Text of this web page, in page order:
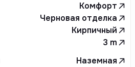
Комфорт
Черновая отделка
Кирпичный
3 m
Наземная